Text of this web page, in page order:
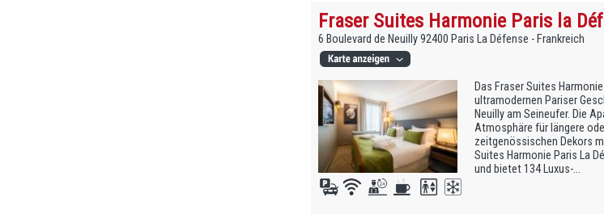
Fraser Suites Harmonie Paris la
6 Boulevard de Neuilly 92400 Paris La Défense - Frankreich
Das Fraser Suites
ultramodernen Pariser
Neuilly am Seineufer. Die
Atmosphäre für längere
zeitgenössischen Dekors
Suites Harmonie Paris La
und bietet 134 Luxus-...